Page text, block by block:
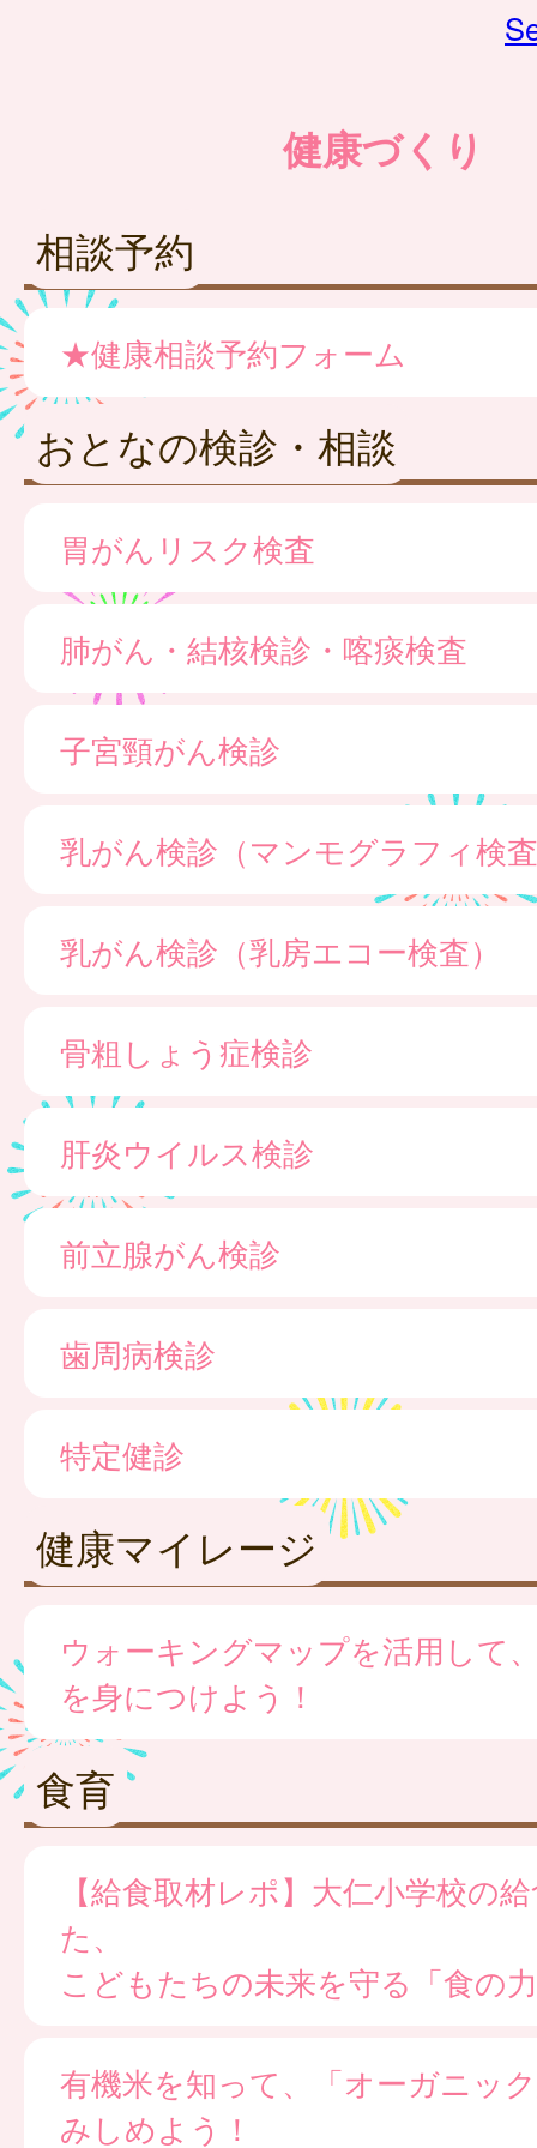
健康づくり
相談予約
★健康相談予約フォーム
おとなの検診・相談
胃がんリスク検査
肺がん・結核検診・喀痰検査
子宮頸がん検診
乳がん検診（マンモグラフィ検
乳がん検診（乳房エコー検査）
骨粗しょう症検診
肝炎ウイルス検診
前立腺がん検診
歯周病検診
特定健診
健康マイレージ
ウォーキングマップを活用して
を身につけよう！
食育
【給食取材レポ】大仁小学校の
た、
こどもたちの未来を守る「食の
有機米を知って、「オーガニッ
みしめよう！